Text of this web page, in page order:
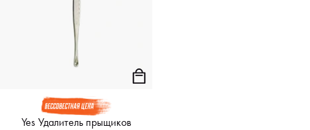
Yes Удалитель пpыщиков